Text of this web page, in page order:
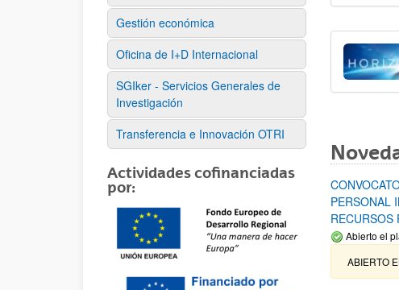
Gestión económica
Oficina de I+D Internacional
SGIker - Servicios Generales de
Investigación
Transferencia e Innovación OTRI
Actividades cofinanciadas
por:
PERSONAL
RECURSOS
Abierto el
ABIERTO